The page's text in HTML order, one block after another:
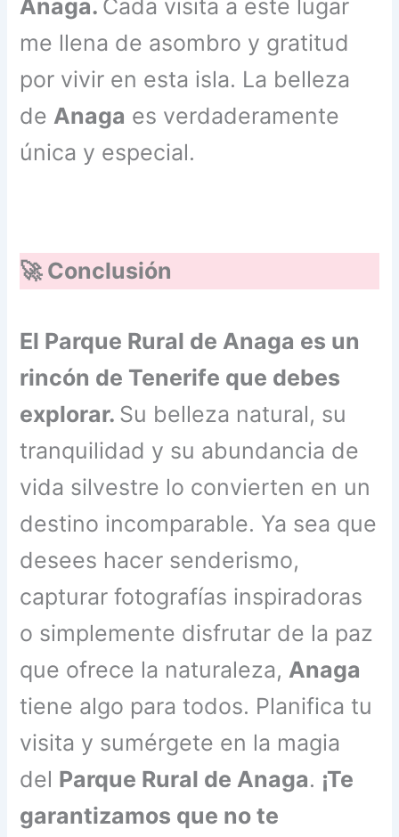
Anaga. Cada visita a este lugar
me llena de asombro y gratitud
por vivir en esta isla. La belleza
deAnaga es verdaderamente
única y especial.
🚀 Conclusión
El Parque Rural de Anaga es un
rincón de Tenerife que debes
explorar. Su belleza natural, su
tranquilidad y su abundancia de
vida silvestre lo convierten en un
destino incomparable. Ya sea que
desees hacer senderismo,
capturar fotografías inspiradoras
o simplemente disfrutar de la paz
que ofrece la naturaleza, Anaga
tiene algo para todos. Planifica tu
visita y sumérgete en la magia
del Parque Rural de Anaga. ¡Te
garantizamos que no te